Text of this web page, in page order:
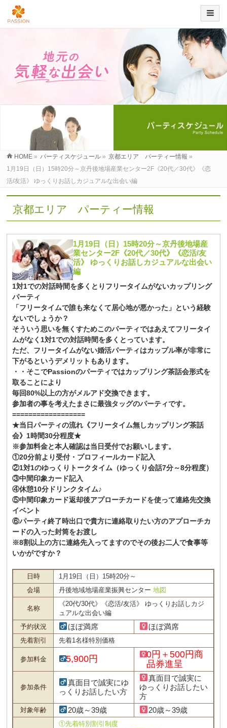
HOME » パーティスケジュール » 京都エリア パーティー情報 »
1月19日（日）15時20分～京丹後地場産業センター2F《20代／30代》《恋
活/友活》 ゆっくりお話しカジュアルな出会い編
京都エリア パーティー情報
1月19日（日）15時20分～京丹後地場産
業センター2F《20代／30代》《恋活/友
活》 ゆっくりお話しカジュアルな出会い
編
1対1での対話時間を多くとりフリータイムがないカップリング
パーティ
「フリータイムで誰も来なくて居心地が悪かった」という経験
ないでしょうか？
そういう思いを無くすためこのパーティではあえてフリータイ
ムがなく1対1での対話時間を多くとっています。
ただ、フリータイムがない婚活パーティはカップル率が非常に
下がるというデメリットもあります。
・・そこでPassionのパーティではカップリング茶話会形式を
取ることにより
毎回80%以上の方がメルアド交換できます。
参加者の事を考えたまさに最強タッグのパーティです。
==================
★当日パーティの流れ《フリータイム無しカップリング茶話
会》1時間30分程度★
※参加料金と本人確認は当日受付でお願いします。
①20分前より受付・プロフィールカード記入
②1対1のゆっくりトークタイム（ゆっくり会話7分～8分程度）
③中間印象カード記入
④休憩10分ドリンクタイム♪
⑤中間印象カード返却後アプローチカードを使って連絡先交換
イベント
⑥パーティ終了時出口で貴方に連絡取りたい方のアプローチカ
ードの入った封筒をお渡し
※8割以上の方に連絡先入ってますのでその後お二人で食事等
いかがですか？
日時
1月19日（日）15時20分～
会場
丹後地域地場産業振興センター地図
名称
《20代/30代》《恋活/友活》 ゆっくりお話しカジ
ュアルな出会い編
予約状況
ほぼ満席 ほぼ満席
先着割引 先着1名様特別価格
参加料金 5,900円
0円＋500円商
品券進呈
参加条件
真面目で誠実にゆ
っくりお話したい方
真面目で誠実に
ゆっくりお話したい
方
対象年齢 20歳～39歳 20歳～39歳
①先着特別割引制度